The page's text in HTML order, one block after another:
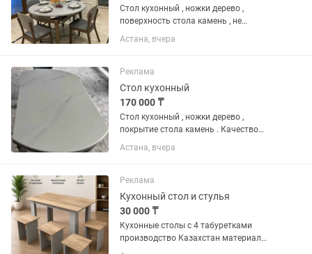
Стол кухонный , ножки дерево ,
поверхность стола камень , не
царапается. Прочный материал.
Размер 130 130 в круглом виде . В
Поторопитесь не большое количество.
Цена стол...
Астана, вчера
Реклама
Стол кухонный
170 000 ₸
Стол кухонный , ножки дерево ,
покрытие стола камень . Качество
шикарное . Вместимость гостей 10
человек . Стулья очень удобные ,
170 000 стол , стулья 28000 ....
Астана, вчера
Реклама
Кухонный стол и стулья
30 000 ₸
Кухонные столы с 4 табуретками
производство Казахстан материал
ЛДСП есть другие расцветки. По